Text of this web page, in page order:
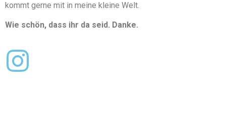
kommt gerne mit in meine kleine Welt.
Wie schön, dass ihr da seid. Danke.